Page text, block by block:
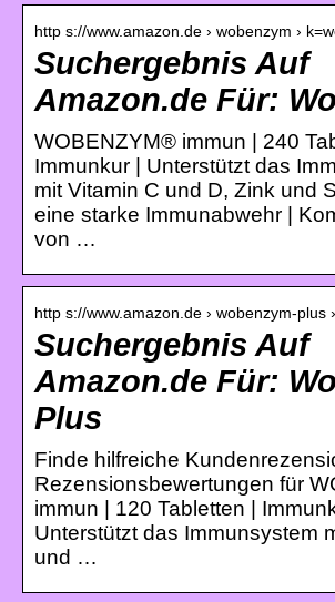
http s://www.amazon.de › wobenzym ›
Suchergebnis Auf
Amazon.de Für:
WOBENZYM® immun | 240
Immunkur | Unterstützt das
mit Vitamin C und D, Zink und
eine starke Immunabwehr |
von …
http s://www.amazon.de › wobenzym-plus
Suchergebnis Auf
Amazon.de Für:
Plus
Finde hilfreiche
Rezensionsbewertungen für
immun | 120 Tabletten |
Unterstützt das Immunsystem
und …